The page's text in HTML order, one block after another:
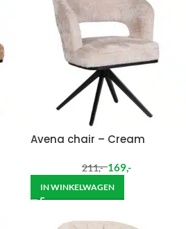
Avena chair – Cream
211,- 169,-
IN WINKELWAGEN